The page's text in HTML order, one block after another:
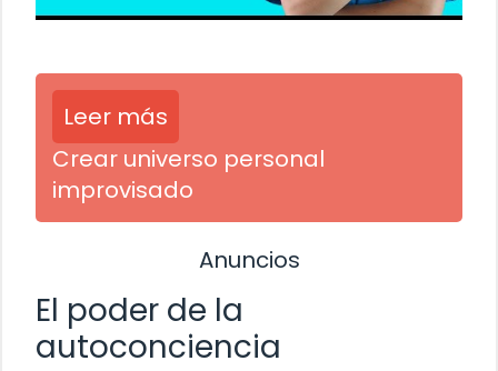
Leer más
Crear universo personal
improvisado
Anuncios
El poder de la
autoconciencia